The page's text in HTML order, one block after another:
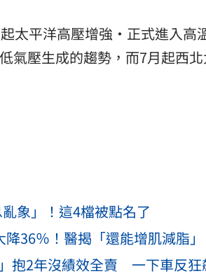
太平洋高壓增強・正式進入高
氣壓生成的趨勢，而7月起西
象」！這4檔被點名了
36％！醫揭「還能增肌減脂」
抱2年沒績效全賣 一下車反狂